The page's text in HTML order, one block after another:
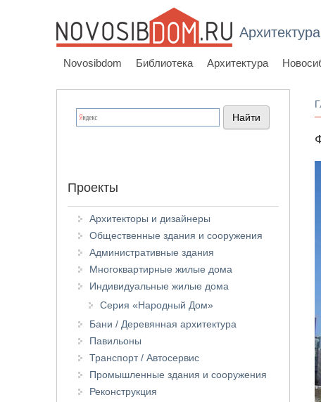
Novosibdom Библиотека Архитектура
Проекты
Архитекторы и дизайнеры
Общественные здания и сооружения
Административные здания
Многоквартирные жилые дома
Индивидуальные жилые дома
Серия «Народный Дом»
Бани / Деревянная архитектура
Павильоны
Транспорт / Автосервис
Промышленные здания и сооружения
Реконструкция